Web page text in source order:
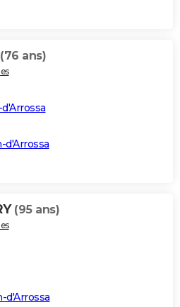
(76 ans)
d'Arrossa
(95 ans)
d'Arrossa